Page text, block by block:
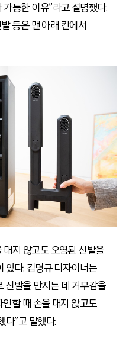
능한 이유”라고 설명했다.
등은 맨 아래 칸에서
지 않고도 오염된 신발을
있다. 김명규 디자이너는
신발을 만지는 데 거부감을
할 때 손을 대지 않고도
다”고 말했다.